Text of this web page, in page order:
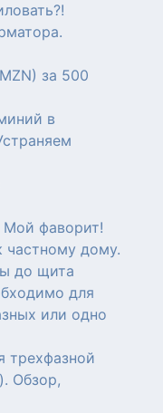
за 500
в
Мой фаворит!
частному дому.
до щита
для
или одно
трехфазной
Обзор,